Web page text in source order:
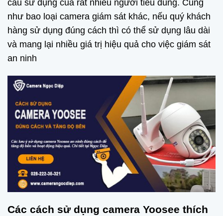
cầu sử dụng của rất nhiều người tiêu dùng. Cũng
như bao loại camera giám sát khác, nếu quý khách
hàng sử dụng đúng cách thì có thể sử dụng lâu dài
và mang lại nhiều giá trị hiệu quả cho việc giám sát
an ninh
Các cách sử dụng camera Yoosee thích